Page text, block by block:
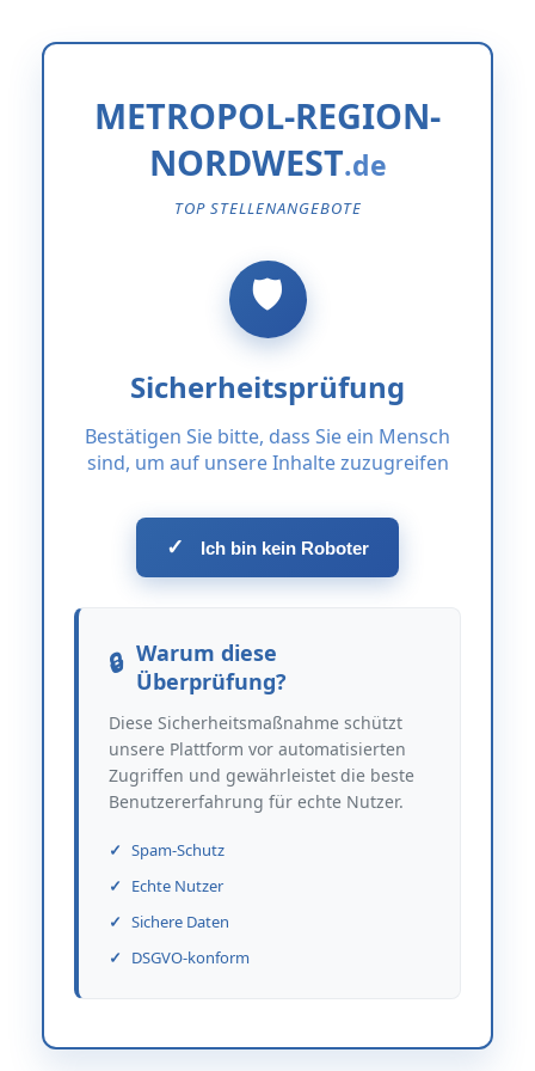
METROPOL-REGION-
NORDWEST
TOP STELLENANGEBOTE
Sicherheitsprüfung
Bestätigen Sie bitte, dass Sie ein Mensch
sind, um auf unsere Inhalte zuzugreifen
✓ Ich bin kein Roboter
Warum diese
Überprüfung?
Diese Sicherheitsmaßnahme schützt
unsere Plattform vor automatisierten
Zugriffen und gewährleistet die beste
Benutzererfahrung für echte Nutzer.
Spam-Schutz
Echte Nutzer
Sichere Daten
DSGVO-konform